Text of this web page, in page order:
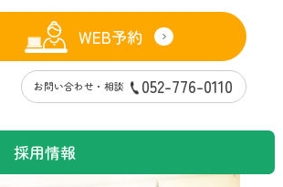
WEB予約
お問い合わせ・相談 052-776-0110
採用情報